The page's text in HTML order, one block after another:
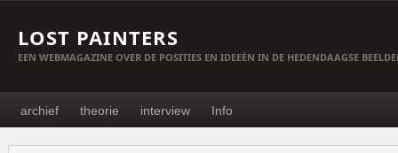
LOST PAINTERS
EEN WEBMAGAZINE OVER DE POSITIES EN IDEEËN IN DE HEDENDAAGSE
archief theorie interview Info